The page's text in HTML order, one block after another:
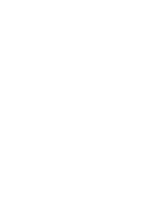
。
意味を読み取
、初心者がは
マで指標を徹
経済。